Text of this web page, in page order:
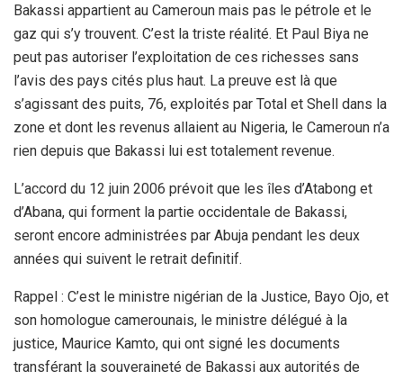
Bakassi appartient au Cameroun mais pas le pétrole et le
gaz qui s’y trouvent. C’est la triste réalité. Et Paul Biya ne
peut pas autoriser l’exploitation de ces richesses sans
l’avis des pays cités plus haut. La preuve est là que
s’agissant des puits, 76, exploités par Total et Shell dans la
zone et dont les revenus allaient au Nigeria, le Cameroun n’a
rien depuis que Bakassi lui est totalement revenue.
L’accord du 12 juin 2006 prévoit que les îles d’Atabong et
d’Abana, qui forment la partie occidentale de Bakassi,
seront encore administrées par Abuja pendant les deux
années qui suivent le retrait definitif.
Rappel : C’est le ministre nigérian de la Justice, Bayo Ojo, et
son homologue camerounais, le ministre délégué à la
justice, Maurice Kamto, qui ont signé les documents
transférant la souveraineté de Bakassi aux autorités de